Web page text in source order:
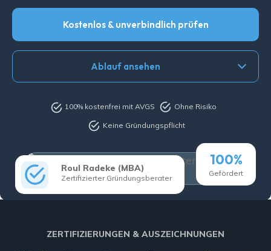
Kostenlos & unverbindlich prüfen
Ablauf ansehen
Keine Gründungspflicht
Ohne Risiko
100% kostenfrei mit AVGS
100%
Gefördert
Roul Radeke (MBA)
Zertifizierter Gründungsberater
ZERTIFIZIERUNGEN & AUSZEICHNUNGEN